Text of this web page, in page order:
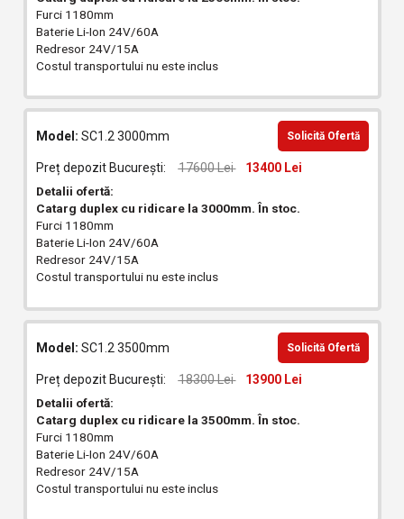
Furci 1180mm
Baterie Li-Ion 24V/60A
Redresor 24V/15A
Costul transportului nu este inclus
Model: SC1.2 3000mm Solicită Ofertă
Preț depozit București: 17600 Lei
13400 Lei
Detalii ofertă:
Catarg duplex cu ridicare la 3000mm.În stoc.
Furci 1180mm
Baterie Li-Ion 24V/60A
Redresor 24V/15A
Costul transportului nu este inclus
Model: SC1.2 3500mm Solicită Ofertă
Preț depozit București: 18300 Lei
13900 Lei
Detalii ofertă:
Catarg duplex cu ridicare la 3500mm.În stoc.
Furci 1180mm
Baterie Li-Ion 24V/60A
Redresor 24V/15A
Costul transportului nu este inclus